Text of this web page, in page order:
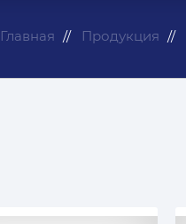
Главная Продукция